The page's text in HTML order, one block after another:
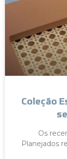
Coleção
Os
Planejados